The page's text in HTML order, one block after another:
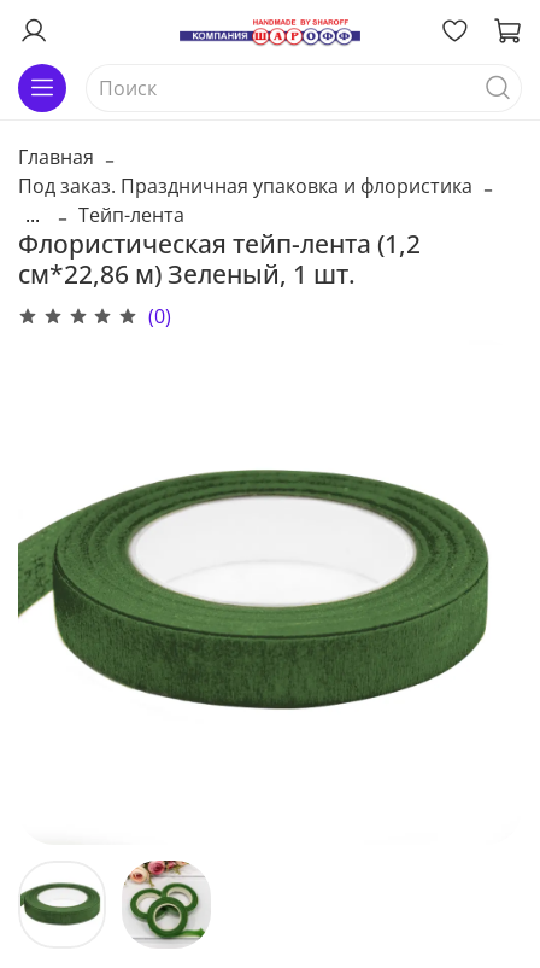
Главная
Под заказ. Праздничная упаковка и флористика
...
Тейп-лента
Флористическая тейп-лента (1,2
см*22,86 м) Зеленый, 1 шт.
(0)